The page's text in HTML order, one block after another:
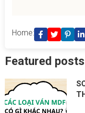
Home:
Featured posts